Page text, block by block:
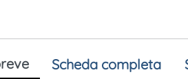
Scheda completa